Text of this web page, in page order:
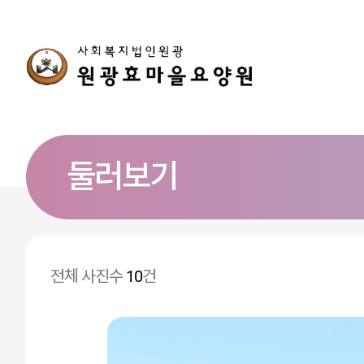
둘러보기
전체 사진수10건